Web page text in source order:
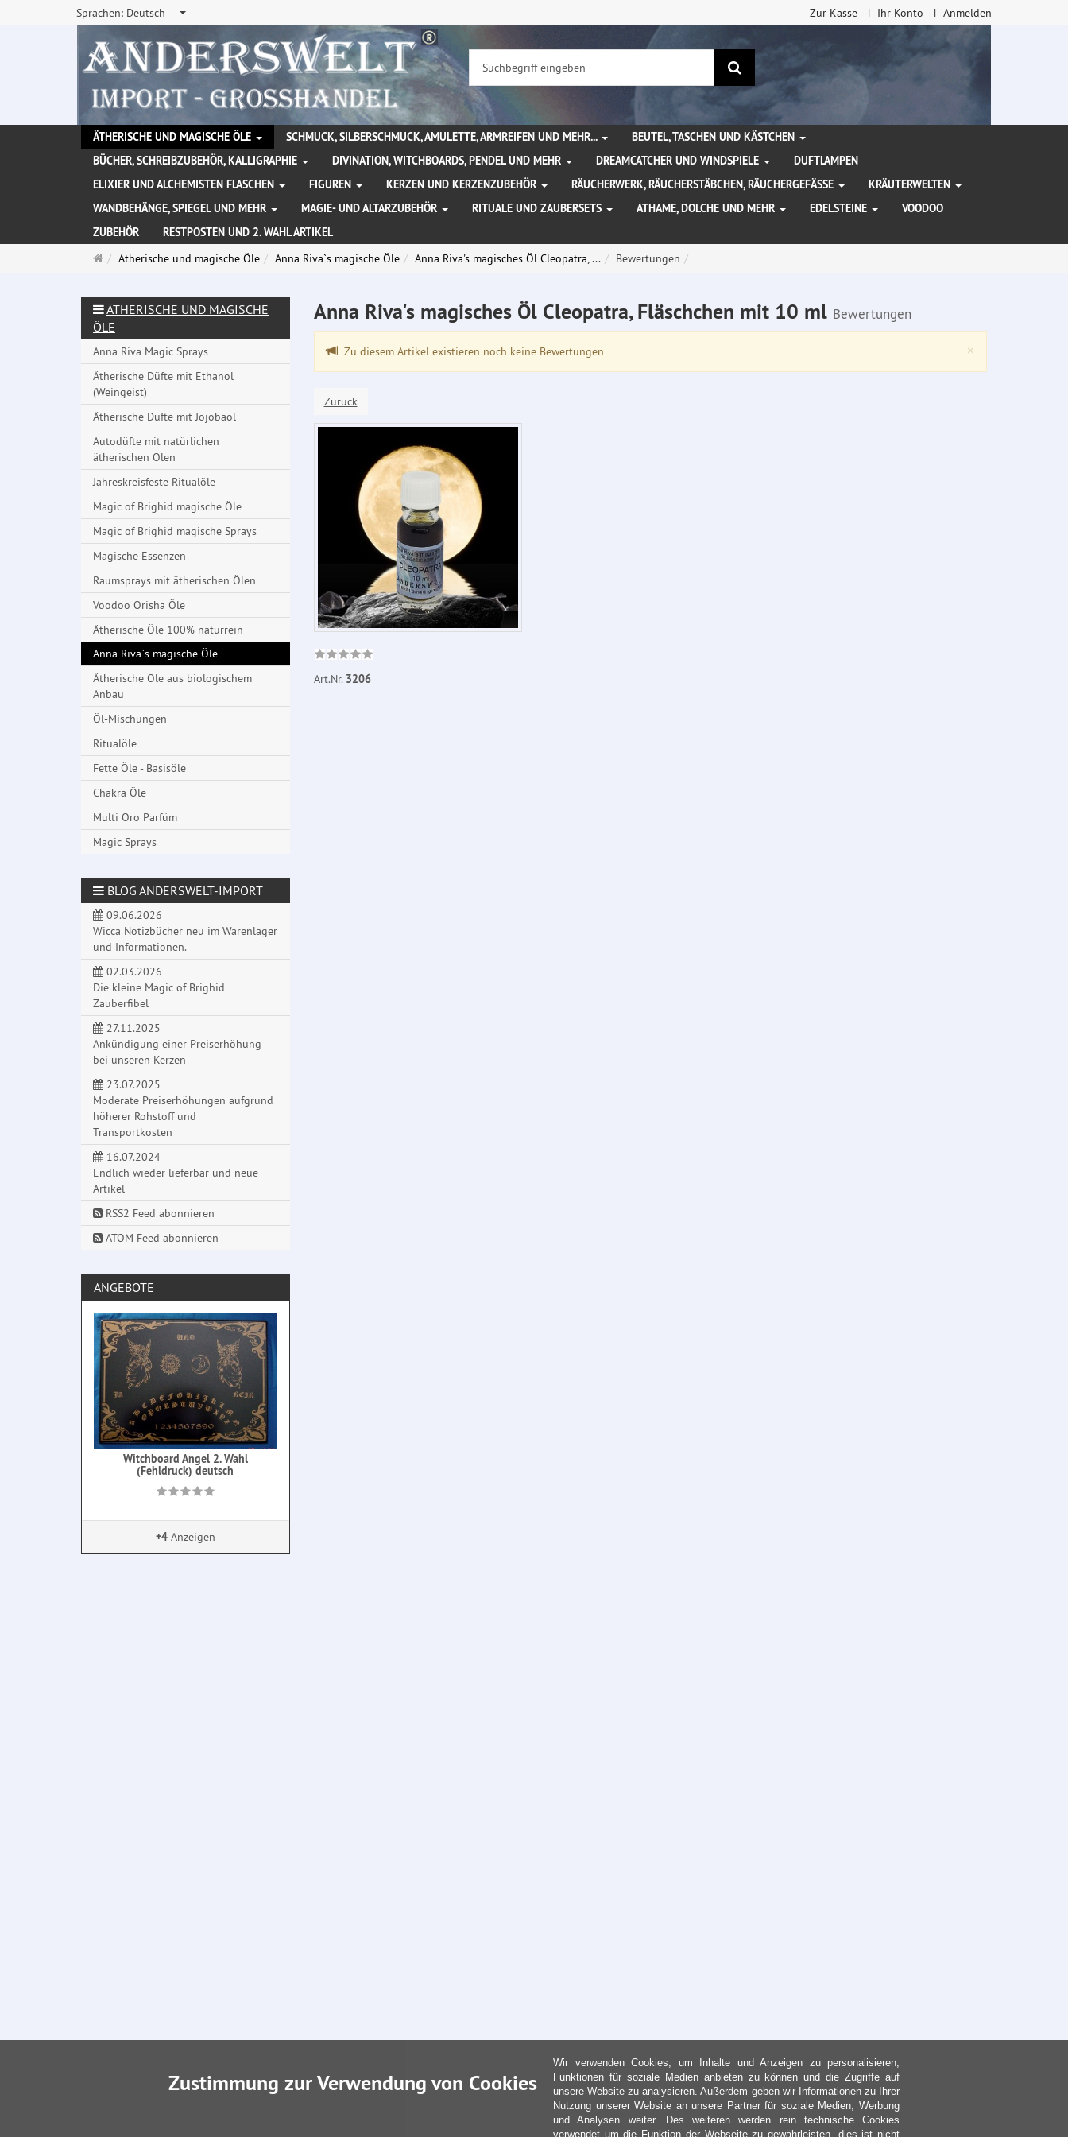
Sprachen: Deutsch Zur Kasse Ihr Konto Anmelden
Suchen
ÄTHERISCHE UND MAGISCHE ÖLE SCHMUCK, SILBERSCHMUCK, AMULETTE, ARMREIFEN UND MEHR...
BEUTEL, TASCHEN UND KÄSTCHEN
BÜCHER, SCHREIBZUBEHÖR, KALLIGRAPHIE
DIVINATION, WITCHBOARDS, PENDEL UND MEHR DREAMCATCHER UND WINDSPIELE
DUFTLAMPEN
ELIXIER UND ALCHEMISTEN FLASCHEN
FIGUREN KERZEN UND KERZENZUBEHÖR RÄUCHERWERK, RÄUCHERSTÄBCHEN, RÄUCHERGEFÄSSE
KRÄUTERWELTEN
WANDBEHÄNGE, SPIEGEL UND MEHR
MAGIE- UND ALTARZUBEHÖR RITUALE UND ZAUBERSETS ATHAME, DOLCHE UND MEHR EDELSTEINE
VOODOO
ZUBEHÖR
RESTPOSTEN UND 2. WAHL ARTIKEL
Startseite
Ätherische und magische Öle Anna Riva`s magische Öle Anna Riva's magisches Öl Cleopatra, ... Bewertungen
Anna Riva's magisches Öl Cleopatra, Fläschchen mit 10 ml Bewertungen
×
Zu diesem Artikel existieren noch keine Bewertungen
Zurück
Art.Nr. 3206
ÄTHERISCHE UND MAGISCHE
ÖLE
Anna Riva Magic Sprays
Ätherische Düfte mit Ethanol
(Weingeist)
Ätherische Düfte mit Jojobaöl
Autodüfte mit natürlichen
ätherischen Ölen
Jahreskreisfeste Ritualöle
Magic of Brighid magische Öle
Magic of Brighid magische Sprays
Magische Essenzen
Raumsprays mit ätherischen Ölen
Voodoo Orisha Öle
Ätherische Öle 100% naturrein
Anna Riva`s magische Öle
Ätherische Öle aus biologischem
Anbau
Öl-Mischungen
Ritualöle
Fette Öle - Basisöle
Chakra Öle
Multi Oro Parfüm
Magic Sprays
BLOG ANDERSWELT-IMPORT
09.06.2026
Wicca Notizbücher neu im Warenlager
und Informationen.
02.03.2026
Die kleine Magic of Brighid
Zauberfibel
27.11.2025
Ankündigung einer Preiserhöhung
bei unseren Kerzen
23.07.2025
Moderate Preiserhöhungen aufgrund
höherer Rohstoff und
Transportkosten
16.07.2024
Endlich wieder lieferbar und neue
Artikel
RSS2 Feed abonnieren
ATOM Feed abonnieren
ANGEBOTE
Witchboard Angel 2. Wahl
(Fehldruck) deutsch
+4Anzeigen
Zustimmung zur Verwendung von Cookies
Wir verwenden Cookies, um Inhalte und Anzeigen zu personalisieren,
Funktionen für soziale Medien anbieten zu können und die Zugriffe auf
unsere Website zu analysieren. Außerdem geben wir Informationen zu Ihrer
Nutzung unserer Website an unsere Partner für soziale Medien, Werbung
und Analysen weiter. Des weiteren werden rein technische Cookies
verwendet um die Funktion der Webseite zu gewährleisten, dies ist nicht